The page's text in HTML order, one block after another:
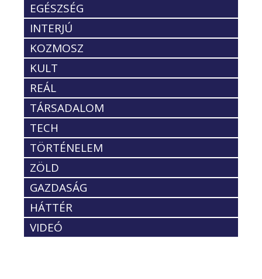
EGÉSZSÉG
INTERJÚ
KOZMOSZ
KULT
REÁL
TÁRSADALOM
TECH
TÖRTÉNELEM
ZÖLD
GAZDASÁG
HÁTTÉR
VIDEÓ